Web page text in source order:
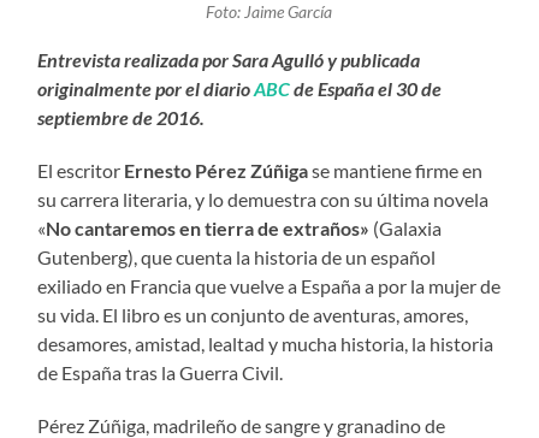
Foto: Jaime García
Entrevista realizada por Sara Agulló y publicada
originalmente por el diarioABCde España el 30 de
septiembre de 2016.
El escritor Ernesto Pérez Zúñigase mantiene firme en
su carrera literaria, y lo demuestra con su última novela
«No cantaremos en tierra de extraños» (Galaxia
Gutenberg), que cuenta la historia de un español
exiliado en Francia que vuelve a España a por la mujer de
su vida. El libro es un conjunto de aventuras, amores,
desamores, amistad, lealtad y mucha historia, la historia
de España tras la Guerra Civil.
Pérez Zúñiga, madrileño de sangre y granadino de